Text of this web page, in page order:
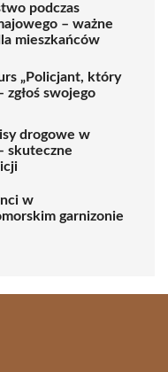
podczas
– ważne
mieszkańców
„Policjant, który
zgłoś swojego
drogowe w
skuteczne
w
garnizonie